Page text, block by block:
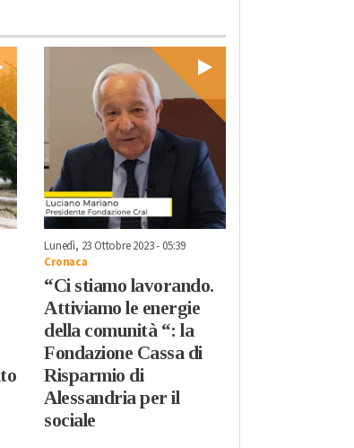
Lunedì, 23 Ottobre 2023 - 05:39
Cronaca
“Ci stiamo lavorando.
Attiviamo le energie
della comunità “: la
Fondazione Cassa di
Risparmio di
Alessandria per il
sociale